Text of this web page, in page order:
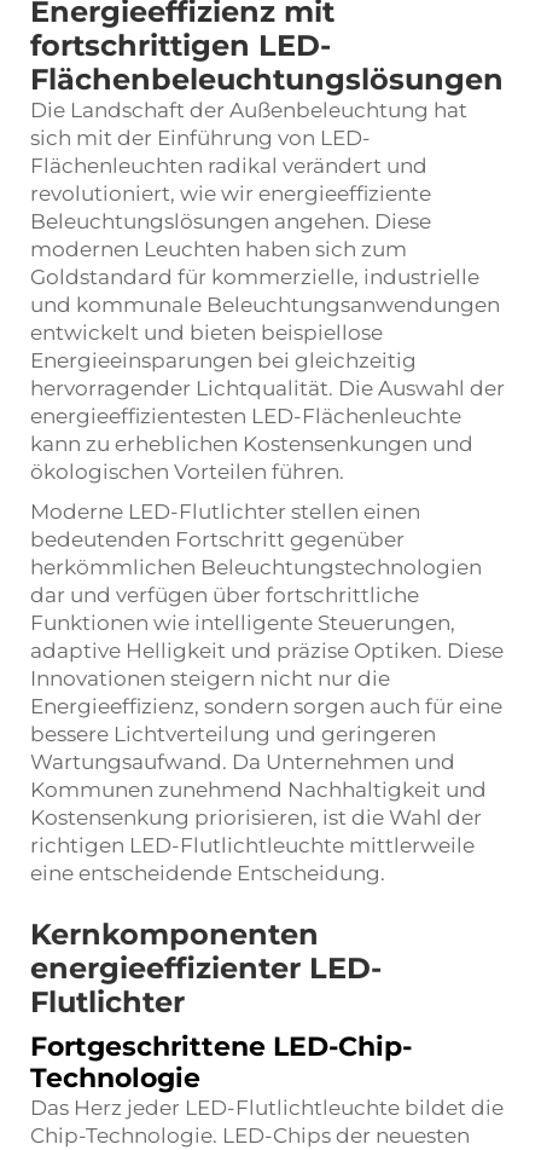
Energieeffizienz mit
fortschrittigen LED-
Flächenbeleuchtungslösungen
Die Landschaft der Außenbeleuchtung hat
sich mit der Einführung von LED-
Flächenleuchten radikal verändert und
revolutioniert, wie wir energieeffiziente
Beleuchtungslösungen angehen. Diese
modernen Leuchten haben sich zum
Goldstandard für kommerzielle, industrielle
und kommunale Beleuchtungsanwendungen
entwickelt und bieten beispiellose
Energieeinsparungen bei gleichzeitig
hervorragender Lichtqualität. Die Auswahl der
energieeffizientesten LED-Flächenleuchte
kann zu erheblichen Kostensenkungen und
ökologischen Vorteilen führen.
Moderne LED-Flutlichter stellen einen
bedeutenden Fortschritt gegenüber
herkömmlichen Beleuchtungstechnologien
dar und verfügen über fortschrittliche
Funktionen wie intelligente Steuerungen,
adaptive Helligkeit und präzise Optiken. Diese
Innovationen steigern nicht nur die
Energieeffizienz, sondern sorgen auch für eine
bessere Lichtverteilung und geringeren
Wartungsaufwand. Da Unternehmen und
Kommunen zunehmend Nachhaltigkeit und
Kostensenkung priorisieren, ist die Wahl der
richtigen LED-Flutlichtleuchte mittlerweile
eine entscheidende Entscheidung.
Kernkomponenten
energieeffizienter LED-
Flutlichter
Fortgeschrittene LED-Chip-
Technologie
Das Herz jeder LED-Flutlichtleuchte bildet die
Chip-Technologie. LED-Chips der neuesten